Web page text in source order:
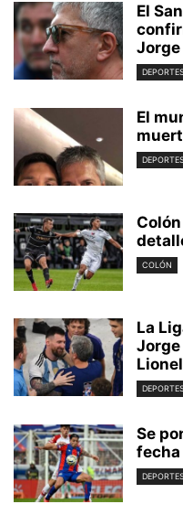
El
El
COLÓN
La
Jorge
Se
fecha